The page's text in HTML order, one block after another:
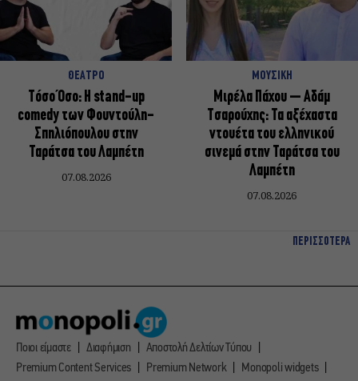
ΘΕΑΤΡΟ
Τόσο Όσο: Η stand-up
comedy των Φουντούλη-
Σπηλιόπουλου στην
Ταράτσα του Λαμπέτη
07.08.2026
ΜΟΥΣΙΚΗ
Μιρέλα Πάχου – Αδάμ
Τσαρούχης: Τα αξέχαστα
ντουέτα του ελληνικού
σινεμά στην Ταράτσα του
Λαμπέτη
07.08.2026
ΠΕΡΙΣΣΟΤΕΡΑ
Ποιοι είμαστε Διαφήμιση
Αποστολή Δελτίων Τύπου
Premium Content Services
Premium Network Monopoli widgets